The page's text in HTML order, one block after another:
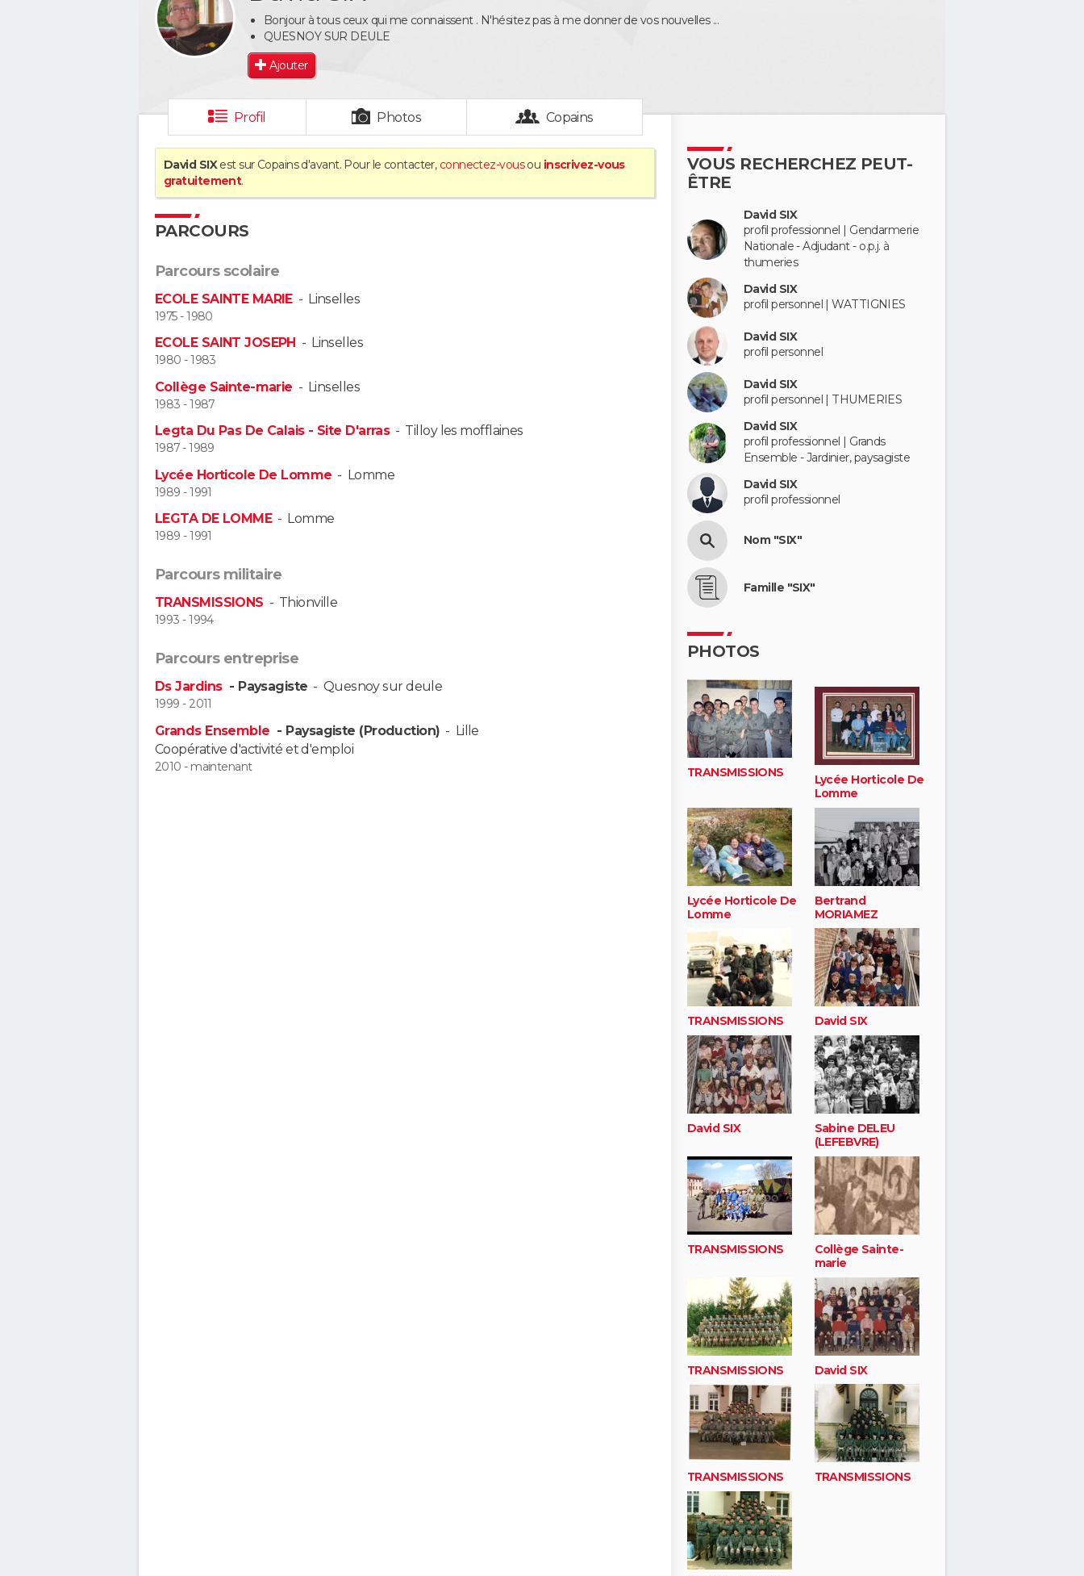
Bonjour à tous ceux qui me connaissent . N'hésitez pas à me donner de vos nouvelles ...
QUESNOY SUR DEULE
Ajouter
Profil Photos Copains
David SIXest sur Copains d'avant. Pour le contacter, connectez-vousou inscrivez-vous
gratuitement.
PARCOURS
Parcours scolaire
ECOLE SAINTE MARIE- Linselles
1975 - 1980
ECOLE SAINT JOSEPH - Linselles
1980 - 1983
Collège Sainte-marie - Linselles
1983 - 1987
Legta Du Pas De Calais - Site D'arras- Tilloy les mofflaines
1987 - 1989
Lycée Horticole De Lomme - Lomme
1989 - 1991
LEGTA DE LOMME- Lomme
1989 - 1991
Parcours militaire
TRANSMISSIONS - Thionville
1993 - 1994
Parcours entreprise
Ds Jardins - Paysagiste - Quesnoy sur deule
1999 - 2011
Grands Ensemble - Paysagiste (Production) - Lille
Coopérative d'activité et d'emploi
2010 - maintenant
VOUS RECHERCHEZ PEUT-
ÊTRE
David SIX
profil professionnel | Gendarmerie
Nationale - Adjudant - o.p.j. à
thumeries
David SIX
profil personnel | WATTIGNIES
David SIX
profil personnel
David SIX
profil personnel | THUMERIES
David SIX
profil professionnel | Grands
Ensemble - Jardinier, paysagiste
David SIX
profil professionnel
Nom "SIX"
Famille "SIX"
PHOTOS
TRANSMISSIONS
Lycée Horticole De
Lomme
Lycée Horticole De
Lomme
Bertrand
MORIAMEZ
TRANSMISSIONS David SIX
David SIX
Sabine DELEU
(LEFEBVRE)
TRANSMISSIONS
Collège Sainte-
marie
TRANSMISSIONS David SIX
TRANSMISSIONS TRANSMISSIONS